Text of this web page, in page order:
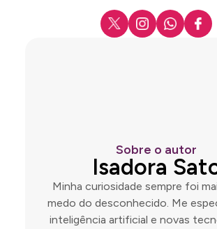
Sobre o autor
Isadora
Minha curiosidade sempre foi
medo do desconhecido. Me
inteligência artificial e novas